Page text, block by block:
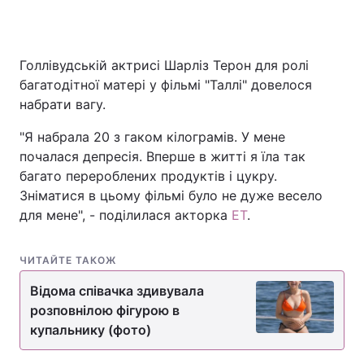
Голлівудській актрисі Шарліз Терон для ролі
багатодітної матері у фільмі "Таллі" довелося
набрати вагу.
"Я набрала 20 з гаком кілограмів. У мене
почалася депресія. Вперше в житті я їла так
багато перероблених продуктів і цукру.
Зніматися в цьому фільмі було не дуже весело
для мене", - поділилася акторка ET.
ЧИТАЙТЕ ТАКОЖ
Відома співачка здивувала
розповнілою фігурою в
купальнику (фото)